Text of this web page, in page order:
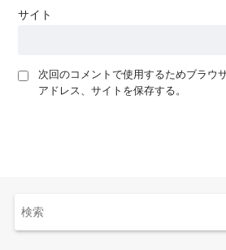
サイト
次回のコメントで使用するためブラウ
アドレス、サイトを保存する。